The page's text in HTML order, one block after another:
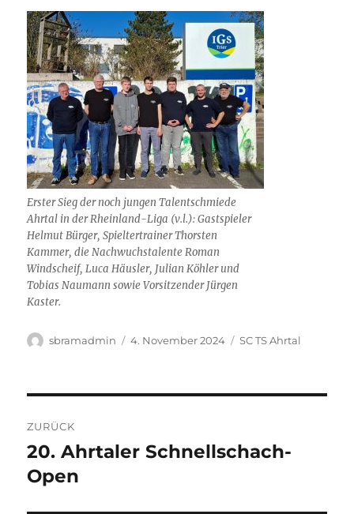
Erster Sieg der noch jungen Talentschmiede
Ahrtal in der Rheinland-Liga (v.l.): Gastspieler
Helmut Bürger, Spieltertrainer Thorsten
Kammer, die Nachwuchstalente Roman
Windscheif, Luca Häusler, Julian Köhler und
Tobias Naumann sowie Vorsitzender Jürgen
Kaster.
Autor
sbramadmin
Veröffentlicht
4. November 2024 Kategorien
SC TS Ahrtal
ZURÜCK
Vorheriger
Beitrag:
20. Ahrtaler Schnellschach-
Open